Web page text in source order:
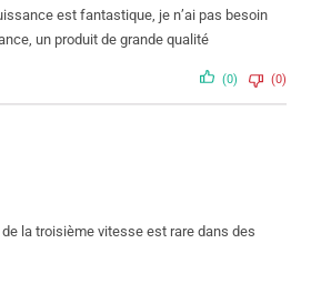
est fantastique, je n’ai pas besoin
un produit de grande qualité
(0) (0)
la troisième vitesse est rare dans des